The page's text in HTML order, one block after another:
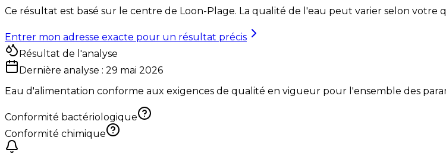
Ce résultat est basé sur le centre de Loon-Plage. La qualité de l'eau peut varier selon votre
Entrer mon adresse exacte pour un résultat précis
Résultat de l'analyse
Dernière analyse : 29 mai 2026
Eau d'alimentation conforme aux exigences de qualité en vigueur pour l'ensemble des
Conformité bactériologique
Conformité chimique